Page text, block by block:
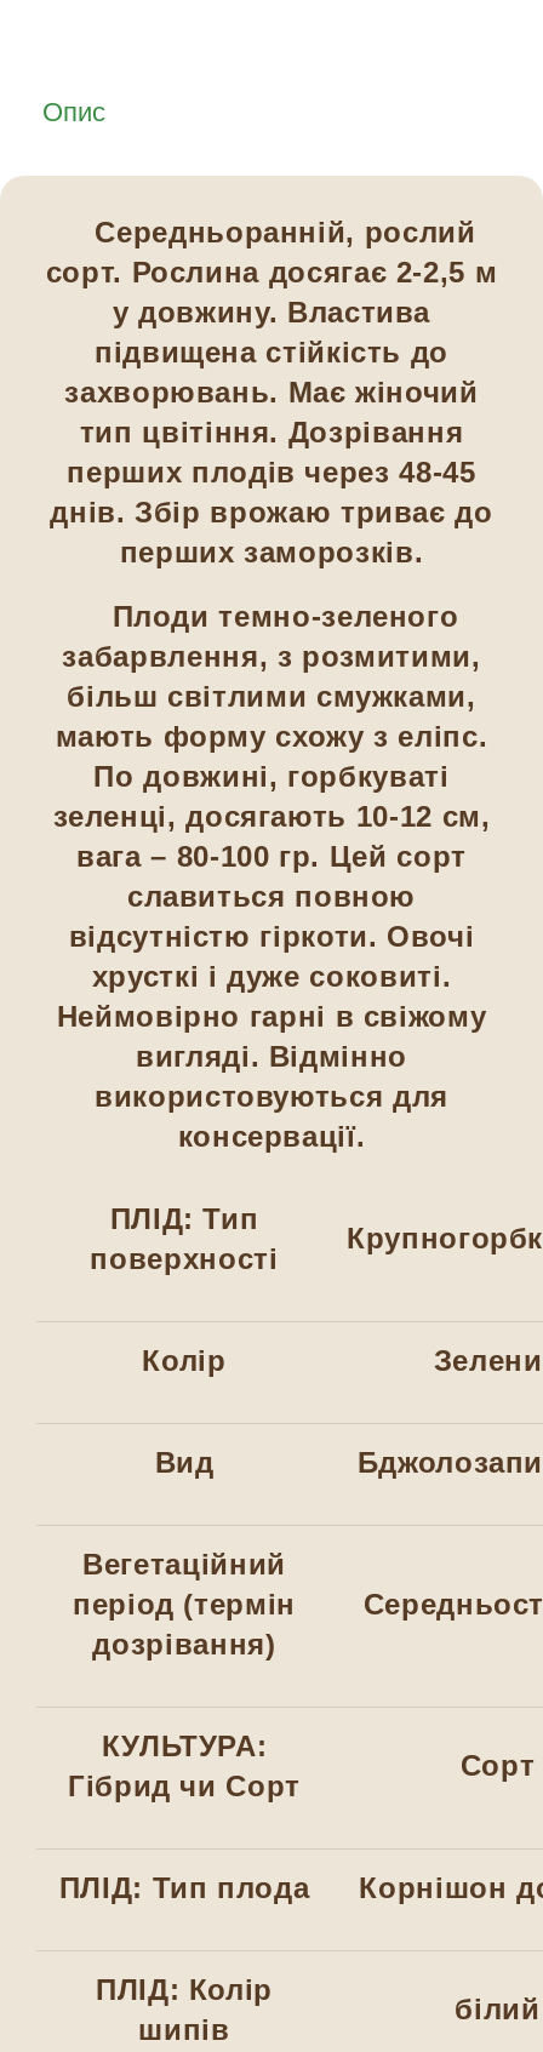
Опис
Середньоранній, рослий
сорт. Рослина досягає 2-2,5 м
у довжину. Властива
підвищена стійкість до
захворювань. Має жіночий
тип цвітіння. Дозрівання
перших плодів через 48-45
днів. Збір врожаю триває до
перших заморозків.
Плоди темно-зеленого
забарвлення, з розмитими,
більш світлими смужками,
мають форму схожу з еліпс.
По довжині, горбкуваті
зеленці, досягають 10-12 см,
вага – 80-100 гр. Цей сорт
славиться повною
відсутністю гіркоти. Овочі
хрусткі і дуже соковиті.
Неймовірно гарні в свіжому
вигляді. Відмінно
використовуються для
консервації.
ПЛІД: Тип
поверхності
Колір
Вид
Вегетаційний
період (термін
дозрівання)
КУЛЬТУРА:
Гібрид чи Сорт
Сорт
ПЛІД: Тип плода Корнішон
ПЛІД: Колір
шипів
білий